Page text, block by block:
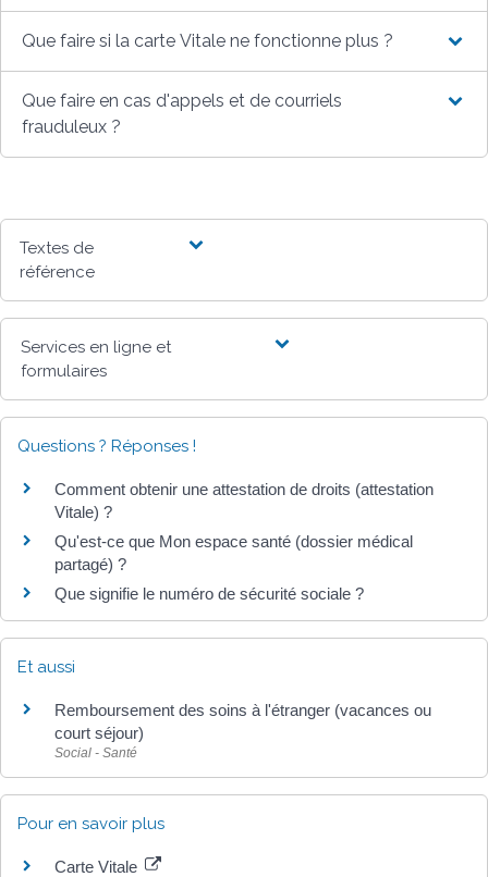
Que faire si la carte Vitale ne fonctionne plus ?
Que faire en cas d'appels et de courriels
frauduleux ?
Textes de
référence
Services en ligne et
formulaires
Questions ? Réponses !
Comment obtenir une attestation de droits (attestation
Vitale) ?
Qu'est-ce que Mon espace santé (dossier médical
partagé) ?
Que signifie le numéro de sécurité sociale ?
Et aussi
Remboursement des soins à l'étranger (vacances ou
court séjour)
Social - Santé
Pour en savoir plus
Carte Vitale